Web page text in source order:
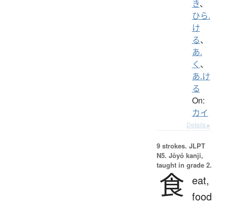
き、
ひら.
け
る、
あ.
く 、
あ.け
る
On:
カイ
Details ▸
9 strokes. JLPT
N5. Jōyō kanji,
taught in grade 2.
食 eat,
food